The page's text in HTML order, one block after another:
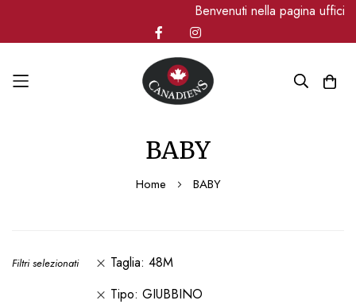
Benvenuti nella pagina
BABY
Home BABY
Filtri selezionati Taglia 48M
Tipo GIUBBINO